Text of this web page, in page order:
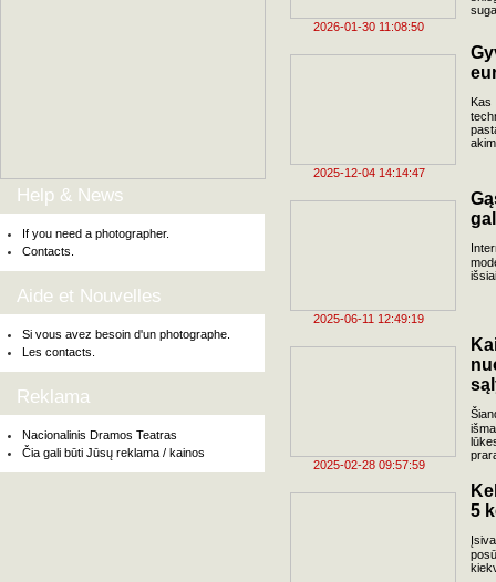
Help & News
If you need a photographer.
Contacts.
Aide et Nouvelles
Si vous avez besoin d'un photographe.
Les contacts.
Reklama
Nacionalinis Dramos Teatras
Čia gali būti Jūsų reklama / kainos
2026-01-30 11:08:50
2025-12-04 14:14:47
Kas
2025-06-11 12:49:19
2025-02-28 09:57:59
5